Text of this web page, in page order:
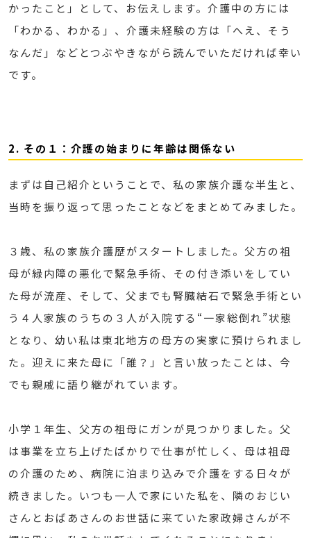
かったこと」として、お伝えします。介護中の方には
「わかる、わかる」、介護未経験の方は「へえ、そう
なんだ」などとつぶやきながら読んでいただければ幸い
です。
2. その１：介護の始まりに年齢は関係ない
まずは自己紹介ということで、私の家族介護な半生と、
当時を振り返って思ったことなどをまとめてみました。
３歳、私の家族介護歴がスタートしました。父方の祖
母が緑内障の悪化で緊急手術、その付き添いをしてい
た母が流産、そして、父までも腎臓結石で緊急手術とい
う４人家族のうちの３人が入院する“一家総倒れ”状態
となり、幼い私は東北地方の母方の実家に預けられまし
た。迎えに来た母に「誰？」と言い放ったことは、今
でも親戚に語り継がれています。
小学１年生、父方の祖母にガンが見つかりました。父
は事業を立ち上げたばかりで仕事が忙しく、母は祖母
の介護のため、病院に泊まり込みで介護をする日々が
続きました。いつも一人で家にいた私を、隣のおじい
さんとおばあさんのお世話に来ていた家政婦さんが不